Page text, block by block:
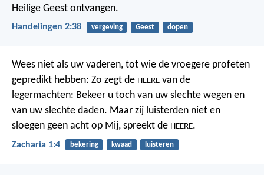
Heilige Geest ontvangen.
Handelingen 2:38 vergeving Geest dopen
Wees niet als uw vaderen, tot wie de vroegere profeten
gepredikt hebben: Zo zegt de HEERE van de
legermachten: Bekeer u toch van uw slechte wegen en
van uw slechte daden. Maar zij luisterden niet en
sloegen geen acht op Mij, spreekt de HEERE.
Zacharia 1:4 bekering kwaad luisteren